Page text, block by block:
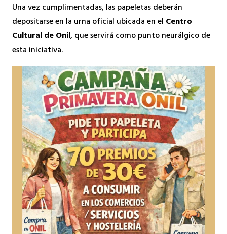
Una vez cumplimentadas, las papeletas deberán
depositarse en la urna oficial ubicada en el Centro
Cultural de Onil, que servirá como punto neurálgico de
esta iniciativa.